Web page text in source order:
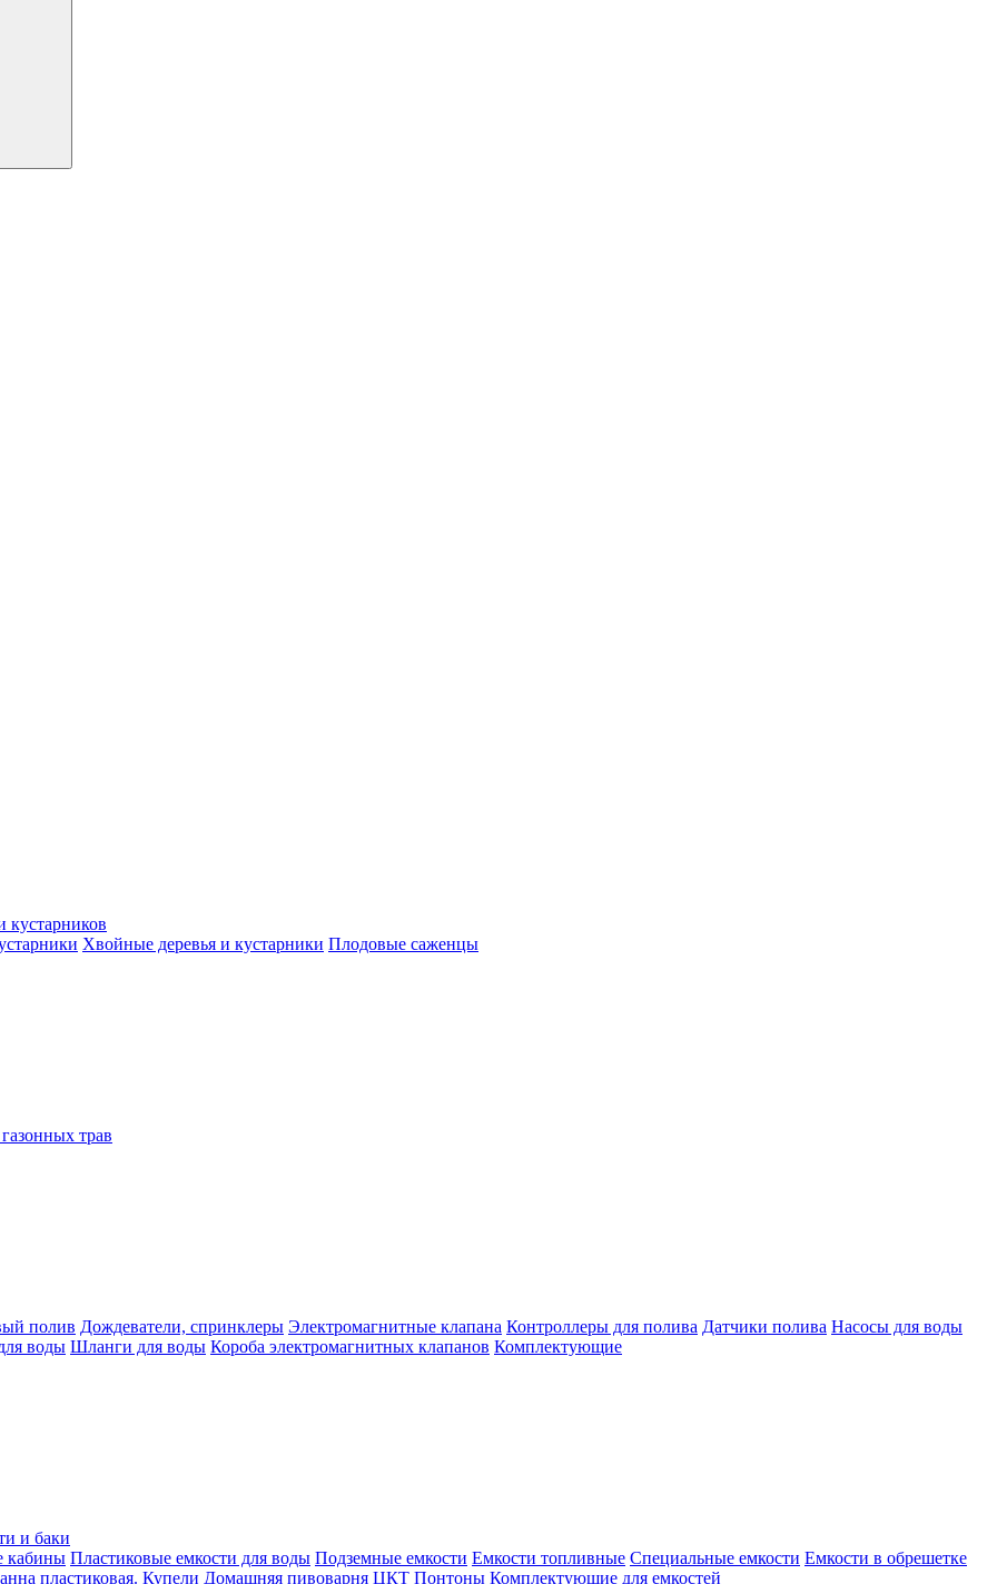
кустарников
Хвойные деревья и кустарники Плодовые саженцы
трав
полив Дождеватели, спринклеры Электромагнитные клапана Контроллеры для полива Датчики полива Насосы для воды
воды Шланги для воды Короба электромагнитных клапанов Комплектующие
и баки
кабины Пластиковые емкости для воды Подземные емкости Емкости топливные Специальные емкости Емкости в обрешетке
пластиковая. Купели Домашняя пивоварня ЦКТ Понтоны Комплектующие для емкостей